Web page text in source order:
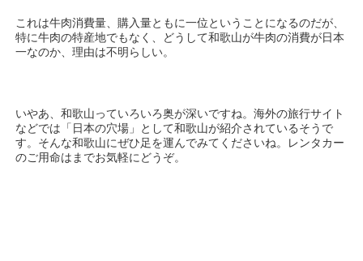
これは牛肉消費量、購入量ともに一位ということになるのだが、
特に牛肉の特産地でもなく、どうして和歌山が牛肉の消費が日本
一なのか、理由は不明らしい。
いやあ、和歌山っていろいろ奥が深いですね。海外の旅行サイト
などでは「日本の穴場」として和歌山が紹介されているそうで
す。そんな和歌山にぜひ足を運んでみてくださいね。レンタカー
のご用命はまでお気軽にどうぞ。